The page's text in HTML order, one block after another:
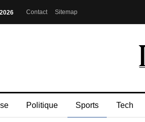
Contact Sitemap
Politique Sports Tech